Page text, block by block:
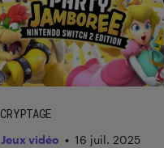
Jeux vidéo • 16 juil. 2025